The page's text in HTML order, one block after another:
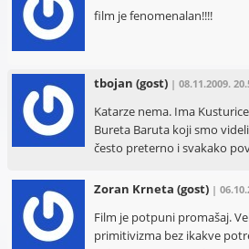
film je fenomenalan!!!!
tbojan (gost) | 08.11.2009.
Katarze nema. Ima
Bureta Baruta koji smo
često preterno i svakako
Zoran Krneta (gost) |
Film je potpuni promašaj.
primitivizma bez ikakve